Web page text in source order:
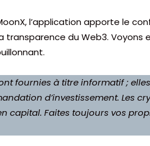
l’application apporte le
du Web3. Voyons
fournies à titre informatif ;
d’investissement. Les
capital. Faites toujours vos